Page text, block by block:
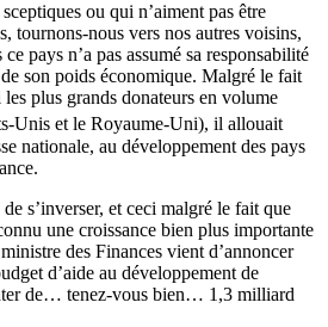
ou qui n’aiment pas être
tournons-nous vers nos autres voisins,
pays n’a pas assumé sa responsabilité
son poids économique. Malgré le fait
plus grands donateurs en volume
Unis et le Royaume-Uni), il allouait
nationale, au développement des pays
s’inverser, et ceci malgré le fait que
une croissance bien plus importante
des Finances vient d’annoncer
d’aide au développement de
de… tenez-vous bien… 1,3 milliard